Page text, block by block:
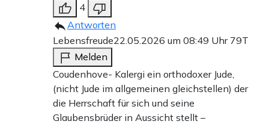
4
Antworten
Lebensfreude22.05.2026 um 08:49 Uhr 79T
Melden
Coudenhove- Kalergi ein orthodoxer Jude,
(nicht Jude im allgemeinen gleichstellen) der
die Herrschaft für sich und seine
Glaubensbrüder in Aussicht stellt –